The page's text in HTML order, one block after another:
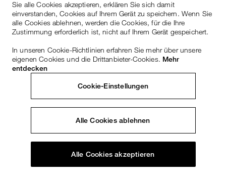
Sie alle Cookies akzeptieren, erklären Sie sich damit
einverstanden, Cookies auf Ihrem Gerät zu speichern. Wenn Sie
alle Cookies ablehnen, werden die Cookies, für die Ihre
Zustimmung erforderlich ist, nicht auf Ihrem Gerät gespeichert.
In unseren Cookie-Richtlinien erfahren Sie mehr über unsere
eigenen Cookies und die Drittanbieter-Cookies. Mehr
entdecken
Cookie-Einstellungen
Alle Cookies ablehnen
Alle Cookies akzeptieren